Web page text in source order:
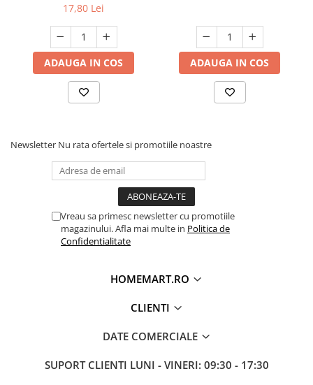
17,80 Lei
ADAUGA IN COS ADAUGA IN COS
Newsletter Nu rata ofertele si promotiile noastre
Vreau sa primesc newsletter cu promotiile
magazinului. Afla mai multe in Politica de
Confidentialitate
HOMEMART.RO
CLIENTI
DATE COMERCIALE
SUPORT CLIENTI LUNI - VINERI: 09:30 - 17:30